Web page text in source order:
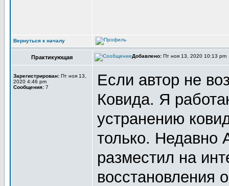
Вернуться к началу
Практикующая Добавлено: Пт ноя 13, 2020 10:13 pm
Зарегистрирован: Пт ноя 13,
2020 4:46 pm
Сообщения: 7
Если автор не
Ковида. Я
устранению
только. Недавно
разместил на
восстановления